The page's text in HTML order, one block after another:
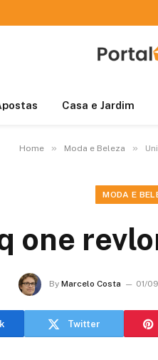
Casa e Jardim
Home » Moda e Beleza »
MODA E
one
By Marcelo Costa 01/
Twitter